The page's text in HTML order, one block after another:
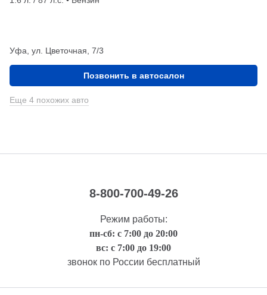
Уфа, ул. Цветочная, 7/3
Позвонить в автосалон
Еще 4 похожих авто
8-800-700-49-26
Режим работы:
пн-сб: с 7:00 до 20:00
вс: с 7:00 до 19:00
звонок по России бесплатный